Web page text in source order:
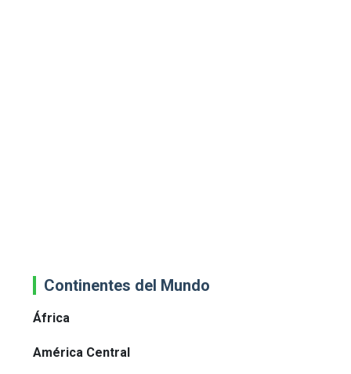
Continentes del Mundo
África
América Central